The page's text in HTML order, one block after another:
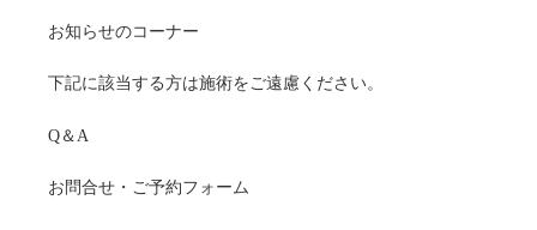
お知らせのコーナー
下記に該当する方は施術をご遠慮ください。
Q＆A
お問合せ・ご予約フォーム